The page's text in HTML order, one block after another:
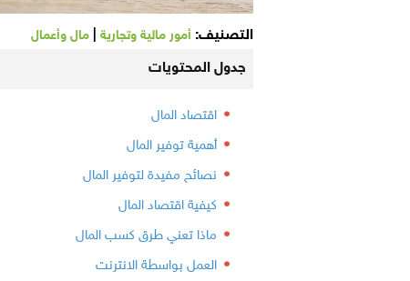
التصنيف: أمور مالية وتجارية مال وأعمال
جدول المحتويات
اقتصاد المال
أهمية توفير المال
نصائح مفيدة لتوفير المال
كيفية اقتصاد المال
ماذا تعني طرق كسب المال
العمل بواسطة الانترنت